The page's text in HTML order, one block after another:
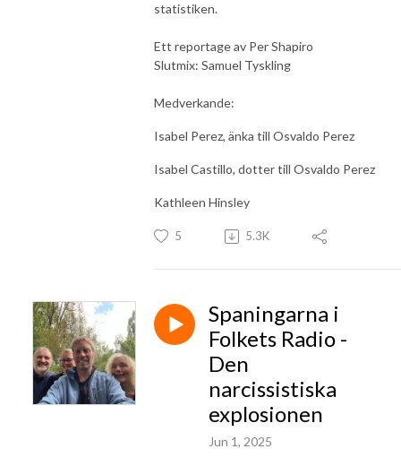
statistiken.
Ett reportage av Per Shapiro
Slutmix: Samuel Tyskling
Medverkande:
Isabel Perez, änka till Osvaldo Perez
Isabel Castillo, dotter till Osvaldo Perez
Kathleen Hinsley
5 5.3K
Spaningarna i
Folkets Radio -
Den
narcissistiska
explosionen
Jun 1, 2025